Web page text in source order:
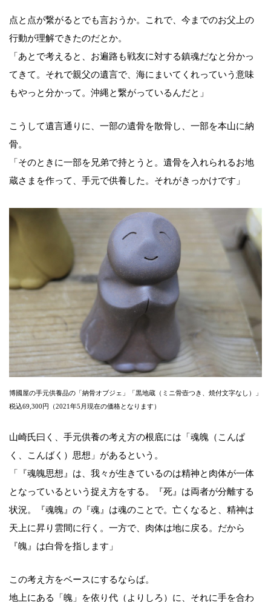
点と点が繋がるとでも言おうか。これで、今までのお父上の
行動が理解できたのだとか。
「あとで考えると、お遍路も戦友に対する鎮魂だなと分かっ
てきて。それで親父の遺言で、海にまいてくれっていう意味
もやっと分かって。沖縄と繋がっているんだと」
こうして遺言通りに、一部の遺骨を散骨し、一部を本山に納
骨。
「そのときに一部を兄弟で持とうと。遺骨を入れられるお地
蔵さまを作って、手元で供養した。それがきっかけです」
博國屋の手元供養品の「納骨オブジェ」「黒地蔵（ミニ骨壺つき、焼付文字なし）」
税込69,300円（2021年5月現在の価格となります）
山崎氏曰く、手元供養の考え方の根底には「魂魄（こんぱ
く、こんばく）思想」があるという。
「『魂魄思想』は、我々が生きているのは精神と肉体が一体
となっているという捉え方をする。『死』は両者が分離する
状況。『魂魄』の『魂』は魂のことで。亡くなると、精神は
天上に昇り雲間に行く。一方で、肉体は地に戻る。だから
『魄』は白骨を指します」
この考え方をベースにするならば。
地上にある「魄」を依り代（よりしろ）に、それに手を合わ